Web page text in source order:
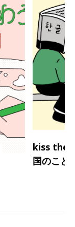
kiss the
国のこと